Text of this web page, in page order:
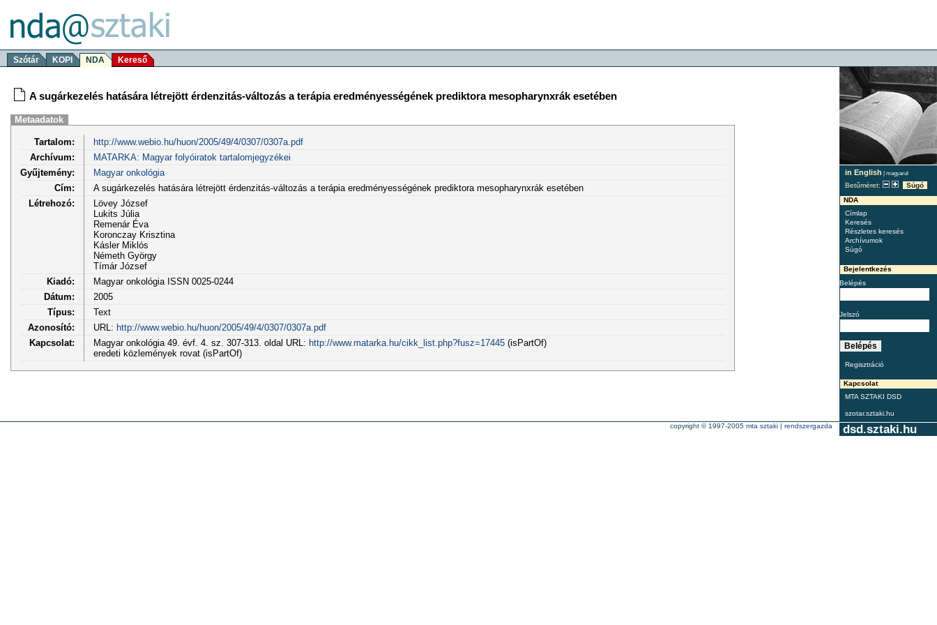
Szótár KOPI NDA Kereső
in English | magyarul
Betűméret:
Súgó
NDA
Címlap
Keresés
Részletes keresés
Archívumok
Súgó
Bejelentkezés
Belépés
Jelszó
Regisztráció
Kapcsolat
MTA SZTAKI DSD
szotar.sztaki.hu
A sugárkezelés hatására létrejött érdenzitás-változás a terápia eredményességének prediktora mesopharynxrák esetében
Metaadatok
Tartalom:
http://www.webio.hu/huon/2005/49/4/0307/0307a.pdf
Archívum:
MATARKA: Magyar folyóiratok tartalomjegyzékei
Gyűjtemény:
Magyar onkológia
Cím:
A sugárkezelés hatására létrejött érdenzitás-változás a terápia eredményességének prediktora mesopharynxrák esetében
Létrehozó:
Lövey József
Lukits Júlia
Remenár Éva
Koronczay Krisztina
Kásler Miklós
Németh György
Tímár József
Kiadó:
Magyar onkológia ISSN 0025-0244
Dátum:
2005
Típus:
Text
Azonosító:
URL: http://www.webio.hu/huon/2005/49/4/0307/0307a.pdf
Kapcsolat:
Magyar onkológia 49. évf. 4. sz. 307-313. oldal URL: http://www.matarka.hu/cikk_list.php?fusz=17445(isPartOf)
eredeti közlemények rovat (isPartOf)
dsd.sztaki.hu
copyright © 1997-2005 mta sztaki | rendszergazda